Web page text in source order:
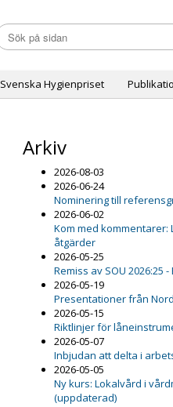
Svenska Hygienpriset
Arkiv
2026-08-03
2026-06-24
Nominering till
2026-06-02
Kom med
åtgärder
2026-05-25
Remiss av SOU 2026:25
2026-05-19
Presentationer från
2026-05-15
Riktlinjer för
2026-05-07
Inbjudan att delta i
2026-05-05
Ny kurs: Lokalvård i
(uppdaterad)